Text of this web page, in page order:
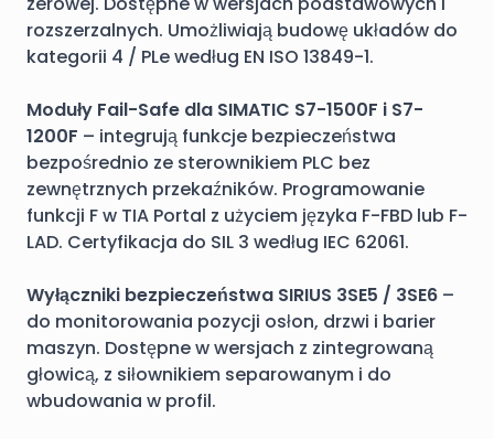
rozszerzalnych. Umożliwiają budowę układów do
kategorii 4 / PLe według EN ISO 13849-1.
Moduły Fail-Safe dla SIMATIC S7-1500F i S7-
1200F – integrują funkcje bezpieczeństwa
bezpośrednio ze sterownikiem PLC bez
zewnętrznych przekaźników. Programowanie
funkcji F w TIA Portal z użyciem języka F-FBD lub F-
LAD. Certyfikacja do SIL 3 według IEC 62061.
Wyłączniki bezpieczeństwa SIRIUS 3SE5 / 3SE6 –
do monitorowania pozycji osłon, drzwi i barier
maszyn. Dostępne w wersjach z zintegrowaną
głowicą, z siłownikiem separowanym i do
wbudowania w profil.